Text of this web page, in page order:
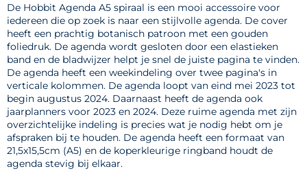
De Hobbit Agenda A5 spiraal is een mooi accessoire voor
iedereen die op zoek is naar een stijlvolle agenda. De cover
heeft een prachtig botanisch patroon met een gouden
foliedruk. De agenda wordt gesloten door een elastieken
band en de bladwijzer helpt je snel de juiste pagina te vinden.
De agenda heeft een weekindeling over twee pagina's in
verticale kolommen. De agenda loopt van eind mei 2023 tot
begin augustus 2024. Daarnaast heeft de agenda ook
jaarplanners voor 2023 en 2024. Deze ruime agenda met zijn
overzichtelijke indeling is precies wat je nodig hebt om je
afspraken bij te houden. De agenda heeft een formaat van
21,5x15,5cm (A5) en de koperkleurige ringband houdt de
agenda stevig bij elkaar.